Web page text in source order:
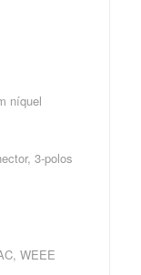
níquel
3-polos
WEEE